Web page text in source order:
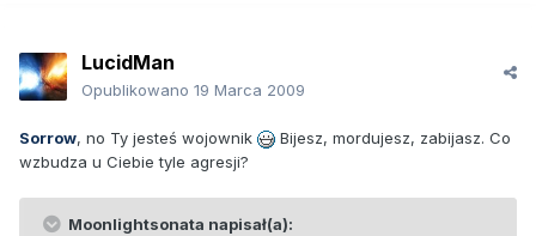
LucidMan
Opublikowano 19 Marca 2009
Sorrow, no Ty jesteś wojownik
Bijesz, mordujesz, zabijasz. Co
wzbudza u Ciebie tyle agresji?
Moonlightsonata napisał(a):